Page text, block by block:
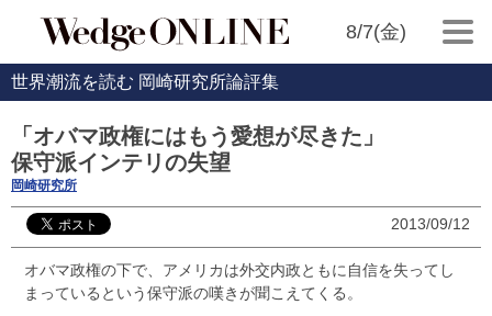
8/7(金)
世界潮流を読む 岡崎研究所論評集
「オバマ政権にはもう愛想が尽きた」
保守派インテリの失望
岡崎研究所
2013/09/12
オバマ政権の下で、アメリカは外交内政ともに自信を失ってし
まっているという保守派の嘆きが聞こえてくる。